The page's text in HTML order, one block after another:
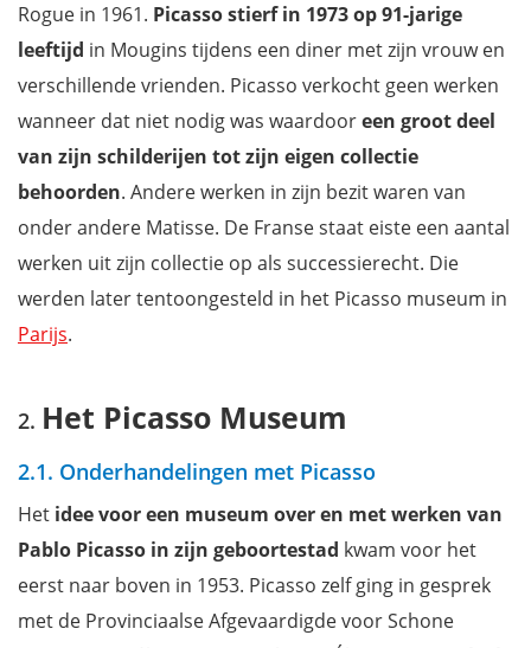
Rogue in 1961. Picasso stierf in 1973 op 91-jarige
leeftijd in Mougins tijdens een diner met zijn vrouw en
verschillende vrienden. Picasso verkocht geen werken
wanneer dat niet nodig was waardooreen groot deel
van zijn schilderijen tot zijn eigen collectie
behoorden. Andere werken in zijn bezit waren van
onder andere Matisse. De Franse staat eiste een aantal
werken uit zijn collectie op als successierecht. Die
werden later tentoongesteld in het Picasso museum in
Parijs.
Het Picasso Museum
2.1. Onderhandelingen met Picasso
Het idee voor een museum over en met werken van
Pablo Picasso in zijn geboortestad kwam voor het
eerst naar boven in 1953. Picasso zelf ging in gesprek
met de Provinciaalse Afgevaardigde voor Schone